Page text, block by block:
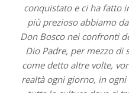
conquistato e ci ha fatto
più prezioso abbiamo
Don Bosco nei confronti
Dio Padre, per mezzo di
come detto altre volte,
realtà ogni giorno, in